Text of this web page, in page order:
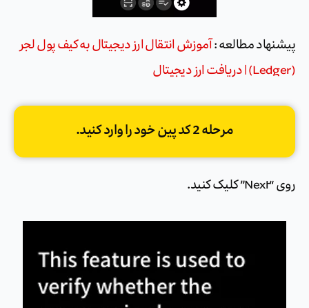
پیشنهاد مطالعه : آموزش انتقال ارز دیجیتال به کیف پول لجر
(Ledger) | دریافت ارز دیجیتال
مرحله 2 کد پین خود را وارد کنید.
روی “Next” کلیک کنید.